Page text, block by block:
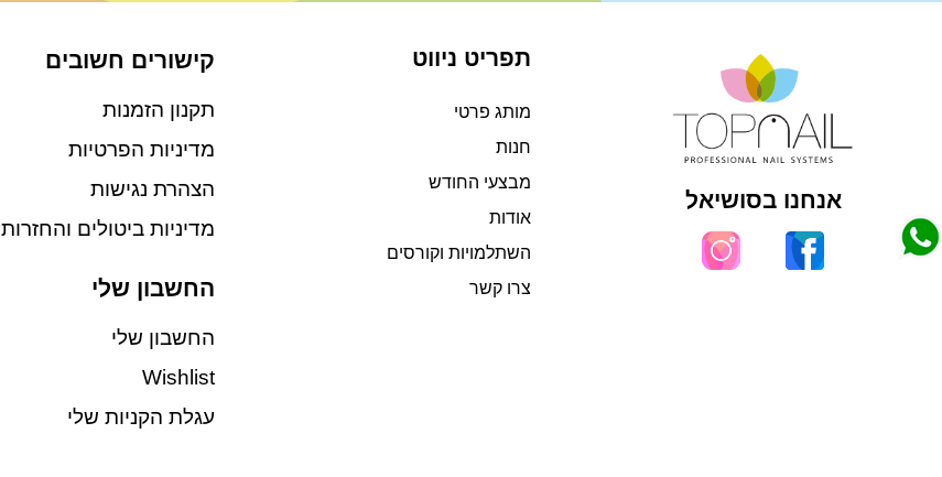
אנחנו בסושיאל
תפריט ניווט
מותג פרטי
חנות
מבצעי החודש
אודות
השתלמויות וקורסים
צרו קשר
קישורים חשובים
תקנון הזמנות
מדיניות הפרטיות
הצהרת נגישות
מדיניות ביטולים והחזרות
החשבון שלי
החשבון שלי
Wishlist
עגלת הקניות שלי